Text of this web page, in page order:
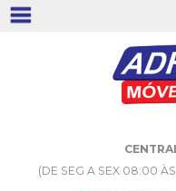
(DE SEG A SEX 08:00